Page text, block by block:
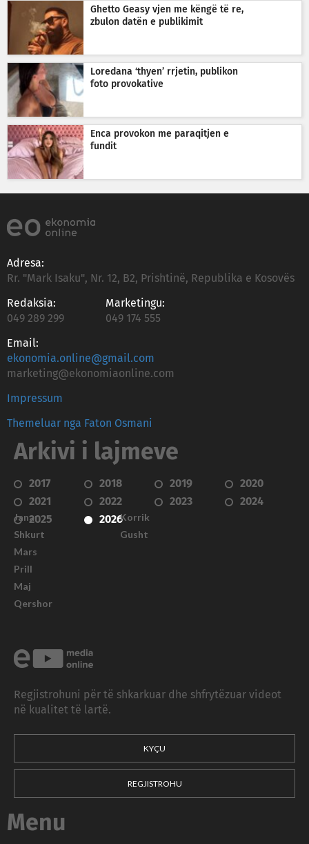
Ghetto Geasy vjen me këngë të re,
zbulon datën e publikimit
Loredana ‘thyen’ rrjetin, publikon
foto provokative
Enca provokon me paraqitjen e
fundit
Adresa:
Rr. "Mark Isaku", Nr. 12, B2, Prishtinë, Republika e Kosovës
Redaksia:
049 289 299
Marketingu:
049 174 555
Email:
ekonomia.online@gmail.com
marketing@ekonomiaonline.com
Impressum
Themeluar nga Faton Osmani
Arkivi i lajmeve
2017 2018 2019
2020
2021
2022 2023
2024
2025
2026
Janar
Shkurt
Mars
Prill
Maj
Qershor
Korrik
Gusht
Regjistrohuni për të shkarkuar dhe shfrytëzuar videot
në kualitet të lartë.
KYÇU
REGJISTROHU
Menu